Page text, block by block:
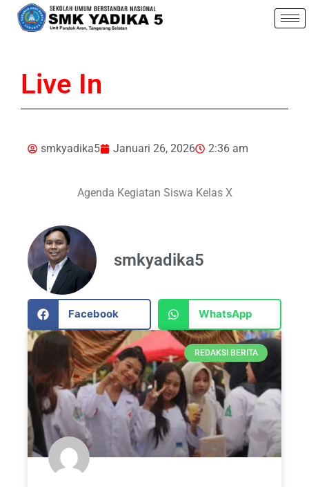
Live In
smkyadika5 Januari 26, 2026 2:36 am
Agenda Kegiatan Siswa Kelas X
smkyadika5
Facebook WhatsApp
REDAKSI BERITA